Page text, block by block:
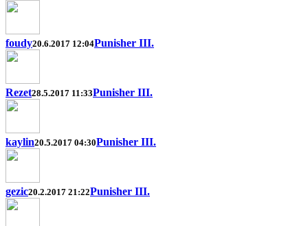
foudy20.6.2017 12:04Punisher III.
Rezet28.5.2017 11:33Punisher III.
kaylin20.5.2017 04:30Punisher III.
gezic20.2.2017 21:22Punisher III.